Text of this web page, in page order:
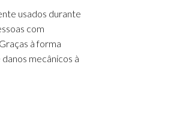
usados durante
com
Graças à forma
mecânicos à